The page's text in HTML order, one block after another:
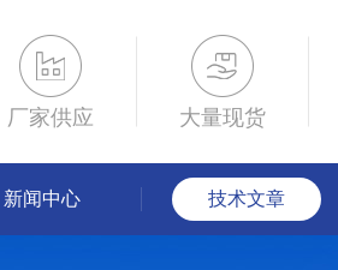
厂家供应 大量现货
新闻中心 技术文章